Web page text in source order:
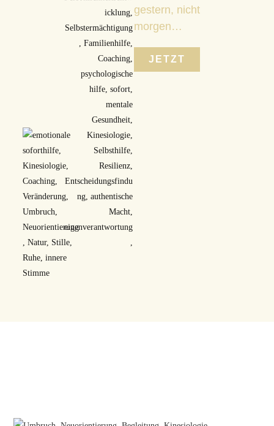
gestern, nicht
morgen…
JETZT